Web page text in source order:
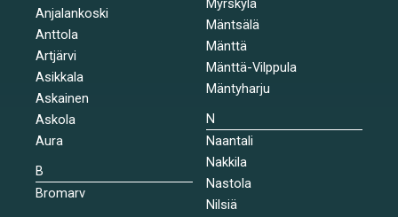
Anjalankoski
Anttola
Artjärvi
Asikkala
Askainen
Askola
Aura
B
Bromarv
Myrskylä
Mäntsälä
Mänttä
Mänttä-Vilppula
Mäntyharju
N
Naantali
Nakkila
Nastola
Nilsiä